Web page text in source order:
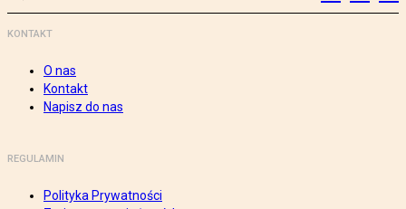
KONTAKT
O nas
Kontakt
Napisz do nas
REGULAMIN
Polityka Prywatności